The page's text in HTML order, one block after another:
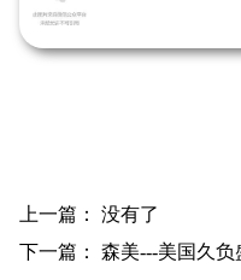
上一篇： 没有了
下一篇： 森美---美国久负盛